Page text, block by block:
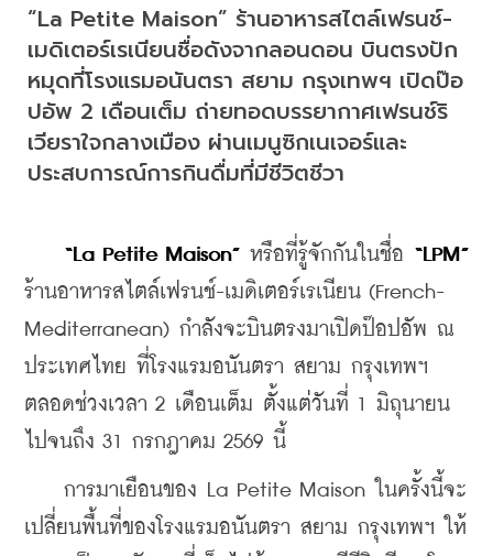
“La Petite Maison” ร้านอาหารสไตล์เฟรนช์-
เมดิเตอร์เรเนียนชื่อดังจากลอนดอน บินตรงปัก
หมุดที่โรงแรมอนันตรา สยาม กรุงเทพฯ เปิดป๊อ
ปอัพ 2 เดือนเต็ม ถ่ายทอดบรรยากาศเฟรนช์ริ
เวียราใจกลางเมือง ผ่านเมนูซิกเนเจอร์และ
ประสบการณ์การกินดื่มที่มีชีวิตชีวา
“La Petite Maison” หรือที่รู้จักกันในชื่อ “LPM”
ร้านอาหารสไตล์เฟรนช์-เมดิเตอร์เรเนียน (French-
Mediterranean) กำลังจะบินตรงมาเปิดป๊อปอัพ ณ
ประเทศไทย ที่โรงแรมอนันตรา สยาม กรุงเทพฯ
ตลอดช่วงเวลา 2 เดือนเต็ม ตั้งแต่วันที่ 1 มิถุนายน
ไปจนถึง 31 กรกฎาคม 2569 นี้
การมาเยือนของ La Petite Maison ในครั้งนี้จะ
เปลี่ยนพื้นที่ของโรงแรมอนันตรา สยาม กรุงเทพฯ ให้